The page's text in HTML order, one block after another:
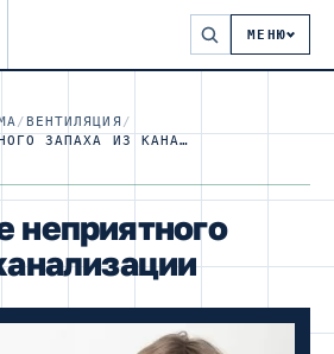
МЕНЮ
/ ВЕНТИЛЯЦИЯ /
УСТРАНЕНИЕ НЕПРИЯТНОГО ЗАПАХА ИЗ КАНАЛИЗАЦИИ
неприятного